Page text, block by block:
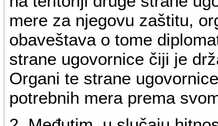
mere za njegovu zaštitu,
obaveštava o tome
strane ugovornice čiji je
Organi te strane
potrebnih mera prema